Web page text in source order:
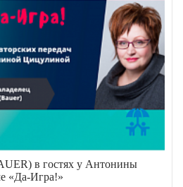
в гостях у Антонины
«Да-Игра!»